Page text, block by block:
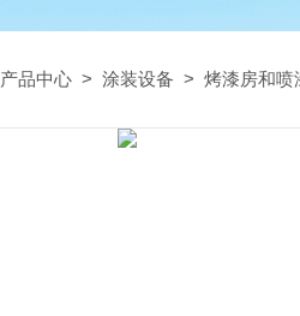
产品中心 > 涂装设备 > 烤漆房和喷